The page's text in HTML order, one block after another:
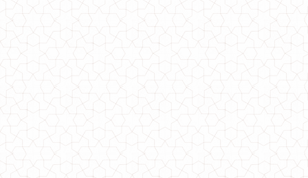
Жіноча трикотажна сукня міді
1350.00грн.